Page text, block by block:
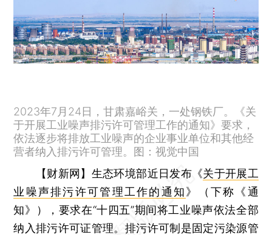
2023年7月24日，甘肃嘉峪关，一处钢铁厂。《关
于开展工业噪声排污许可管理工作的通知》要求，
依法逐步将排放工业噪声的企业事业单位和其他经
营者纳入排污许可管理。图：视觉中国
【财新网】 生态环境部近日发布《关于开展工
业噪声排污许可管理工作的通知》（下称《通
知》），要求在“十四五”期间将工业噪声依法全部
纳入排污许可证管理。排污许可制是固定污染源管